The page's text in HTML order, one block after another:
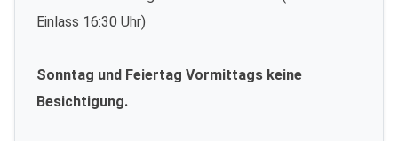
Einlass 16:30 Uhr)
Sonntag und Feiertag Vormittags keine
Besichtigung.